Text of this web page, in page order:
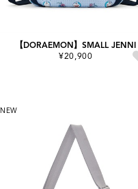
【DORAEMON】SMALL JENNI
¥20,900
NEW